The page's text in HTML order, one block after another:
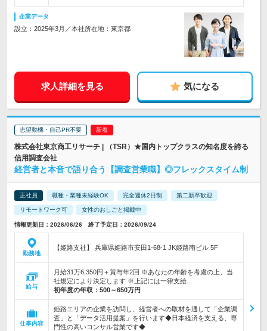
企業データ
設立：2025年3月／本社所在地：東京都
求人詳細を見る 気になる
志望動機・自己PR不要
株式会社東京商工リサーチ | （TSR）★国内トップクラスの知名度を誇る
信用調査会社
経営者と本音で語り合う【調査営業職】◎フレックスタイム制
正社員 職種・業種未経験OK 完全週休2日制 第二新卒歓迎
リモートワーク可 女性のおしごと掲載中
情報更新日：2026/06/26 終了予定日：2026/09/24
勤務地
【姫路支社】 兵庫県姫路市安田1-68-1 JK姫路南ビル 5F
給与
月給31万6,350円＋賞与年2回 ※あなたの年齢を考慮の上、当
社規定により決定します ※上記には一律支給…
初年度の年収： 500～650万円
仕事内容
姫路エリアの企業を訪問し、経営者への取材を通して「企業調
査」と「データ活用提案」を行います◆日本経済を支える、専
門性の高いコンサル営業です◆